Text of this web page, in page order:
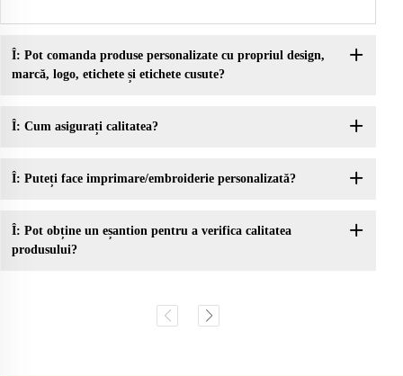
Î: Pot comanda produse personalizate cu propriul design,
marcă, logo, etichete și etichete cusute?
Î: Cum asigurați calitatea?
Î: Puteți face imprimare/embroiderie personalizată?
Î: Pot obține un eșantion pentru a verifica calitatea
produsului?